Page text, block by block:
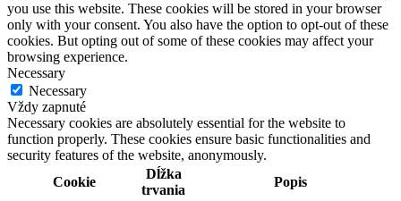
you use this website. These cookies will be stored in your browser
only with your consent. You also have the option to opt-out of these
cookies. But opting out of some of these cookies may affect your
browsing experience.
Necessary
Necessary
Vždy zapnuté
Necessary cookies are absolutely essential for the website to
function properly. These cookies ensure basic functionalities and
security features of the website, anonymously.
Cookie
Dĺžka
trvania
Popis